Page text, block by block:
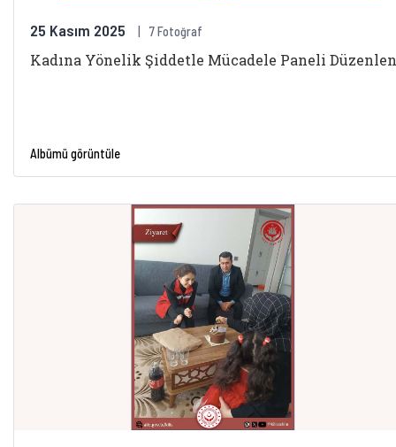
25 Kasım 2025 7 Fotoğraf
Kadına Yönelik Şiddetle Mücadele Paneli
Albümü görüntüle